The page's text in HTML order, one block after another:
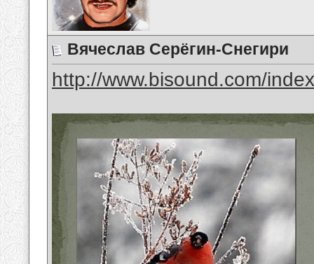
Вячеслав Серёгин-Снегири
http://www.bisound.com/